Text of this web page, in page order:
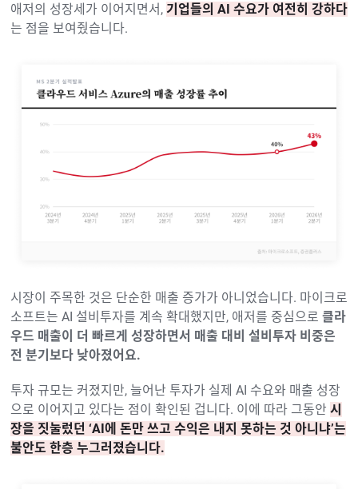
애저의 성장세가 이어지면서, 기업들의 AI 수요가 여전히 강하다
는 점을 보여줬습니다.
시장이 주목한 것은 단순한 매출 증가가 아니었습니다. 마이크로
소프트는 AI 설비투자를 계속 확대했지만, 애저를 중심으로 클라
우드 매출이 더 빠르게 성장하면서 매출 대비 설비투자 비중은
전 분기보다 낮아졌어요.
투자 규모는 커졌지만, 늘어난 투자가 실제 AI 수요와 매출 성장
으로 이어지고 있다는 점이 확인된 겁니다. 이에 따라 그동안 시
장을 짓눌렀던 ‘AI에 돈만 쓰고 수익은 내지 못하는 것 아니냐’는
불안도 한층 누그러졌습니다.